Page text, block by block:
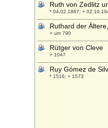
Ruth von Zedlitz
* 04.02.1867; +
Ruthard der
+ um 790
Rütger von Cleve
+ 1047
Ruy Gómez de
* 1516; + 1573